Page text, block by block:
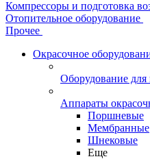
Компрессоры и подготовка
Отопительное оборудование
Прочее
Окрасочное
Оборудование
Аппараты
Поршневые
Мембранные
Шнековые
Еще